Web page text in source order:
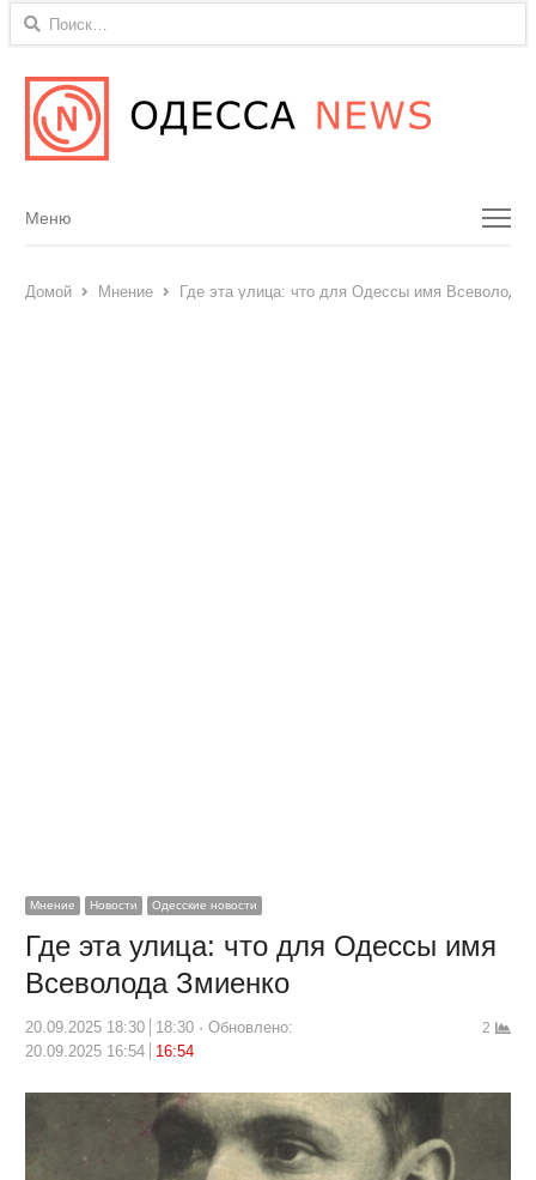
Найти:
Menu
Меню
Домой Мнение Где эта улица: что для Одессы имя Всеволода
Мнение Новости Одесские новости
Где эта улица: что для Одессы имя
Всеволода Змиенко
20.09.2025 18:30 18:30
Обновлено:
20.09.2025 16:54
16:54
2